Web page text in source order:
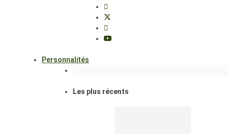
Personnalités
Les plus récents